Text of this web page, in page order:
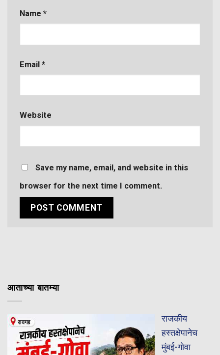
Name *
Email *
Website
Save my name, email, and website in this
browser for the next time I comment.
आताच्या बातम्या
राजकीय
हस्तक्षेपानेच
मुंबई-गोवा